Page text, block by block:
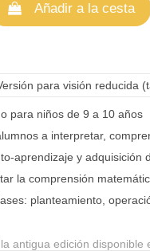
Añadir a la cesta
para visión reducida
para niños de 9 a 10 años
a interpretar,
aprendizaje y adquisición
la comprensión
planteamiento,
antigua edición